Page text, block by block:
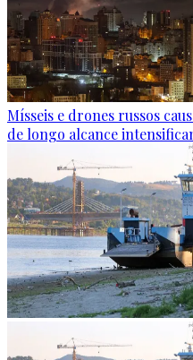
Mísseis e drones russos
de longo alcance